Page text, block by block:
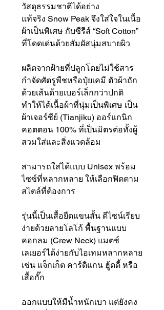
วัสดุธรรมชาติได้อย่าง
แท้จริง Snow Peak จึงใส่ใจในเนื้อ
ผ้าเป็นพิเศษ กับซีรีส์ “Soft Cotton”
ที่โดดเด่นด้วยสัมผัสนุ่มสบายผิว
ผลิตจากฝ้ายที่ปลูกโดยไม่ใช้สาร
กำจัดศัตรูพืชหรือปุ๋ยเคมี ตัวผ้าถัก
ด้วยเส้นด้ายเบอร์เล็กกว่าปกติ
ทำให้ได้เนื้อผ้าที่นุ่มเป็นพิเศษ เป็น
ผ้าเจอร์ซีย์ (Tianjiku) ออร์แกนิก
คอตตอน 100% ที่เป็นมิตรต่อทั้งผู้
สวมใส่และสิ่งแวดล้อม
สามารถใส่ได้แบบ Unisex พร้อม
ไซซ์ที่หลากหลาย ให้เลือกฟิตตาม
สไตล์ที่ต้องการ
รุ่นนี้เป็นเสื้อยืดแขนสั้น ดีไซน์เรียบ
ง่ายด้วยลายโลโก้ พื้นฐานแบบ
คอกลม (Crew Neck) แมตช์
เลเยอร์ได้ง่ายกับไอเทมหลากหลาย
เช่น แจ็กเก็ต คาร์ดิแกน ฮู้ดดี้ หรือ
เสื้อกั๊ก
ออกแบบให้มีน้ำหนักเบา แต่ยังคง